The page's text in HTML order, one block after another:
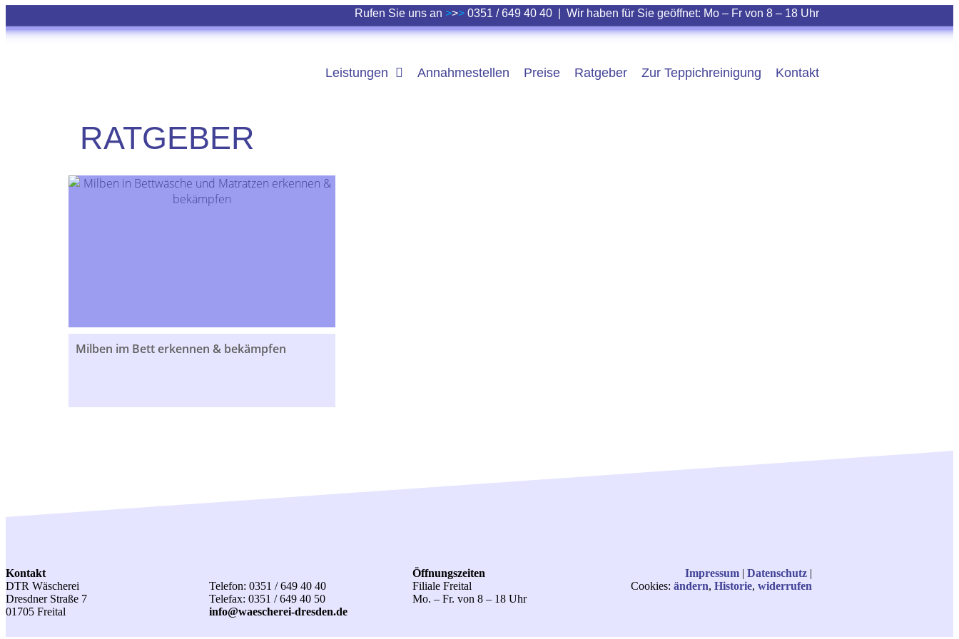
Rufen Sie uns an >>> 0351 / 649 40 40 Wir haben für Sie geöffnet: Mo – Fr von 8 – 18 Uhr
Leistungen Annahmestellen Preise Ratgeber Zur Teppichreinigung Kontakt
RATGEBER
Hausstaubmilben sind winzige Spinnentiere,
Milben im Bett erkennen & bekämpfen
Kontakt
DTR Wäscherei
Dresdner Straße 7
01705 Freital
Telefon: 0351 / 649 40 40
Telefax: 0351 / 649 40 50
info@waescherei-dresden.de
Öffnungszeiten
Filiale Freital
Mo. – Fr. von 8 – 18 Uhr
Impressum | Datenschutz |
Cookies: ändern, Historie, widerrufen